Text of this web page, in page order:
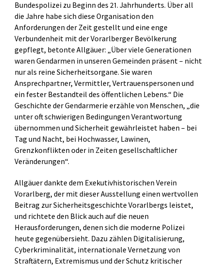
Bundespolizei zu Beginn des 21. Jahrhunderts. Über all
die Jahre habe sich diese Organisation den
Anforderungen der Zeit gestellt und eine enge
Verbundenheit mit der Vorarlberger Bevölkerung
gepflegt, betonte Allgäuer: „Über viele Generationen
waren Gendarmen in unseren Gemeinden präsent – nicht
nur als reine Sicherheitsorgane. Sie waren
Ansprechpartner, Vermittler, Vertrauenspersonen und
ein fester Bestandteil des öffentlichen Lebens.“ Die
Geschichte der Gendarmerie erzähle von Menschen, „die
unter oft schwierigen Bedingungen Verantwortung
übernommen und Sicherheit gewährleistet haben – bei
Tag und Nacht, bei Hochwasser, Lawinen,
Grenzkonflikten oder in Zeiten gesellschaftlicher
Veränderungen“.
Allgäuer dankte dem Exekutivhistorischen Verein
Vorarlberg, der mit dieser Ausstellung einen wertvollen
Beitrag zur Sicherheitsgeschichte Vorarlbergs leistet,
und richtete den Blick auch auf die neuen
Herausforderungen, denen sich die moderne Polizei
heute gegenübersieht. Dazu zählen Digitalisierung,
Cyberkriminalität, internationale Vernetzung von
Straftätern, Extremismus und der Schutz kritischer